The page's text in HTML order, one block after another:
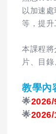
以加速
等，提升
本課程將
片、目
教學內
🌟
🌟